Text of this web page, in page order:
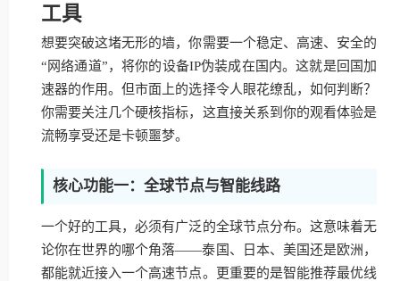
工具
想要突破这堵无形的墙，你需要一个稳定、高速、安全的
“网络通道”，将你的设备IP伪装成在国内。这就是回国加
速器的作用。但市面上的选择令人眼花缭乱，如何判断？
你需要关注几个硬核指标，这直接关系到你的观看体验是
流畅享受还是卡顿噩梦。
核心功能一：全球节点与智能线路
一个好的工具，必须有广泛的全球节点分布。这意味着无
论你在世界的哪个角落——泰国、日本、美国还是欧洲，
都能就近接入一个高速节点。更重要的是智能推荐最优线